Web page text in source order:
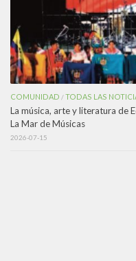
COMUNIDAD /TODAS LAS
La música, arte y literatura de
La Mar de Músicas
2026-07-15